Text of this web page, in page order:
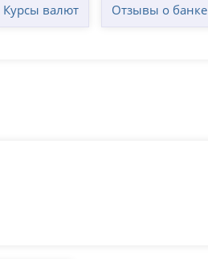
Курсы валют Отзывы о банке